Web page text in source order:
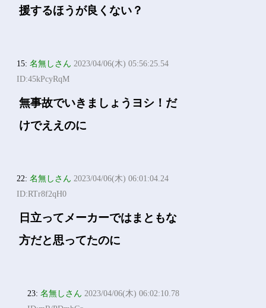
援するほうが良くない？
15:名無しさん 2023/04/06(木) 05:56:25.54
ID:45kPcyRqM
無事故でいきましょうヨシ！だ
けでええのに
22:名無しさん 2023/04/06(木) 06:01:04.24
ID:RTr8f2qH0
日立ってメーカーではまともな
方だと思ってたのに
23:名無しさん 2023/04/06(木) 06:02:10.78